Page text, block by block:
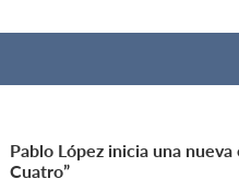
Pablo López inicia una
Cuatro”